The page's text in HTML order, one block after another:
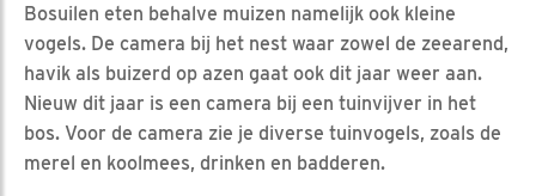
Bosuilen eten behalve muizen namelijk ook kleine
vogels. De camera bij het nest waar zowel de zeearend,
havik als buizerd op azen gaat ook dit jaar weer aan.
Nieuw dit jaar is een camera bij een tuinvijver in het
bos. Voor de camera zie je diverse tuinvogels, zoals de
merel en koolmees, drinken en badderen.